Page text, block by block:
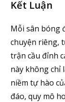
Kết Luận
Mỗi sân bóng
chuyện riêng,
trận cầu đỉnh
này không chỉ
niềm tự hào
đáo, quy mô